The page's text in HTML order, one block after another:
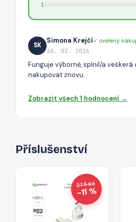
1
SK
Simona Krejčí✓ ověřený
10. 02. 2026
Funguje výborně, splnil/a veškerá
nakupovat znovu.
Zobrazit všech 1 hodnocení →
Příslušenství
275 Kč
−11 %